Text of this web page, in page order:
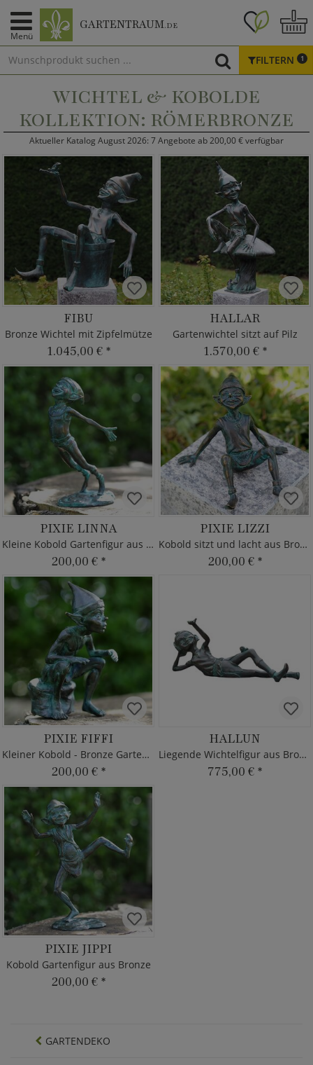
Menü
GARTENTRAUM.DE
FILTERN 1
WICHTEL & KOBOLDE
KOLLEKTION: RÖMERBRONZE
Aktueller Katalog August 2026: 7 Angebote ab 200,00 € verfügbar
FIBU
Bronze Wichtel mit Zipfelmütze
1.045,00 € *
HALLAR
Gartenwichtel sitzt auf Pilz
1.570,00 € *
PIXIE LINNA
Kleine Kobold Gartenfigur aus Bronze
200,00 € *
PIXIE LIZZI
Kobold sitzt und lacht aus Bronze
200,00 € *
PIXIE FIFFI
Kleiner Kobold - Bronze Gartendeko
200,00 € *
HALLUN
Liegende Wichtelfigur aus Bronze
775,00 € *
PIXIE JIPPI
Kobold Gartenfigur aus Bronze
200,00 € *
GARTENDEKO